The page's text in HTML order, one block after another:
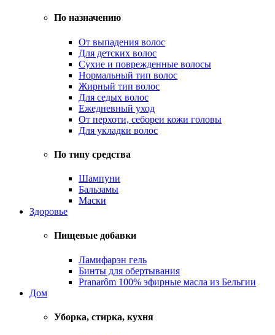
По назначению
От выпадения волос
Для детских волос
Сухие и поврежденные волосы
Нормальный тип волос
Жирный тип волос
Для седых волос
Ежедневный уход
От перхоти, себореи кожи головы
Для укладки волос
По типу средства
Шампуни
Бальзамы
Маски
Здоровье
Пищевые добавки
Ламифарэн гель
Бинты для обертывания
Pranarôm 100% эфирные масла из Бельгии
Дом
Уборка, стирка, кухня